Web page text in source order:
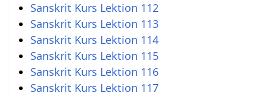
Sanskrit Kurs Lektion 112
Sanskrit Kurs Lektion 113
Sanskrit Kurs Lektion 114
Sanskrit Kurs Lektion 115
Sanskrit Kurs Lektion 116
Sanskrit Kurs Lektion 117